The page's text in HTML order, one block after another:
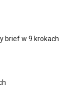
brief w 9 krokach